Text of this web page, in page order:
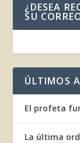
¿DESEA
SU
ÚLTIMOS
El profeta
La última